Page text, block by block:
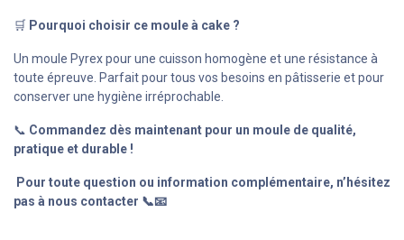
🛒 Pourquoi choisir ce moule à cake ?
Un moule Pyrex pour une cuisson homogène et une résistance à
toute épreuve. Parfait pour tous vos besoins en pâtisserie et pour
conserver une hygiène irréprochable.
📞 Commandez dès maintenant pour un moule de qualité,
pratique et durable !
Pour toute question ou information complémentaire, n’hésitez
pas à nous contacter 📞📧